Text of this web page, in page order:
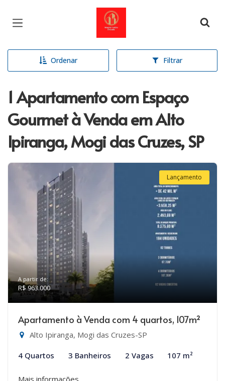
Página inicial
Ordenar Filtrar
1 Apartamento com Espaço
Gourmet à Venda em Alto
Ipiranga, Mogi das Cruzes, SP
Lançamento
A partir de:
R$ 963.000
Apartamento à Venda com 4 quartos, 107m²
Alto Ipiranga, Mogi das Cruzes-SP
4 Quartos 3 Banheiros 2 Vagas 107 m²
Mais informações